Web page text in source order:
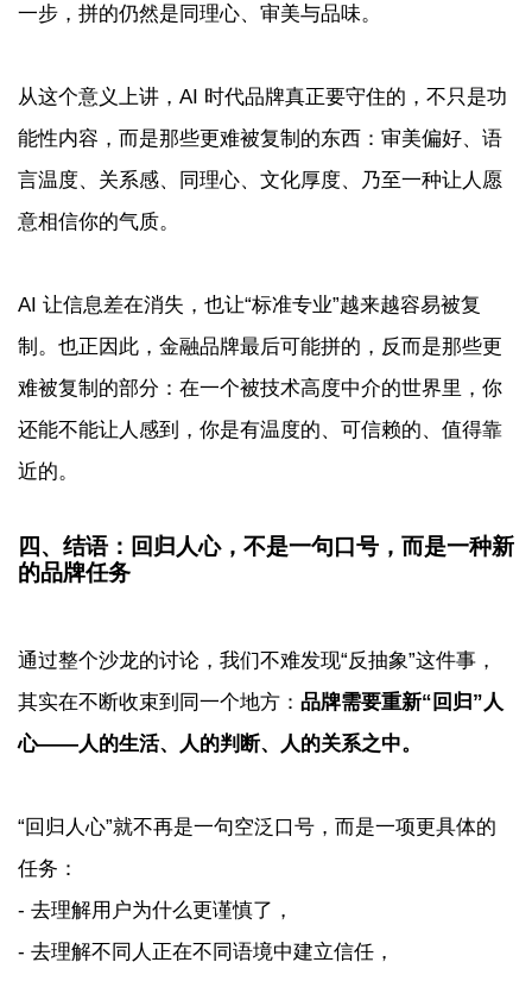
一步，拼的仍然是同理心、审美与品味。
从这个意义上讲，AI 时代品牌真正要守住的，不只是功
能性内容，而是那些更难被复制的东西：审美偏好、语
言温度、关系感、同理心、文化厚度、乃至一种让人愿
意相信你的气质。
AI 让信息差在消失，也让“标准专业”越来越容易被复
制。也正因此，金融品牌最后可能拼的，反而是那些更
难被复制的部分：在一个被技术高度中介的世界里，你
还能不能让人感到，你是有温度的、可信赖的、值得靠
近的。
四、结语：回归人心，不是一句口号，而是一种新
的品牌任务
通过整个沙龙的讨论，我们不难发现“反抽象”这件事，
其实在不断收束到同一个地方： 品牌需要重新“回归”人
心——人的生活、人的判断、人的关系之中。
“回归人心”就不再是一句空泛口号，而是一项更具体的
任务：
- 去理解用户为什么更谨慎了，
- 去理解不同人正在不同语境中建立信任，